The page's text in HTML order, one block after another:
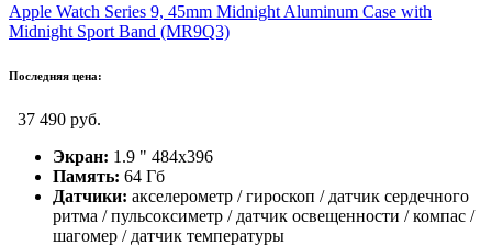
Apple Watch Series 9, 45mm Midnight Aluminum Case with
Midnight Sport Band (MR9Q3)
Последняя цена:
37 490 руб.
Экран: 1.9 " 484x396
Память: 64 Гб
Датчики: акселерометр / гироскоп / датчик сердечного
ритма / пульсоксиметр / датчик освещенности / компас /
шагомер / датчик температуры